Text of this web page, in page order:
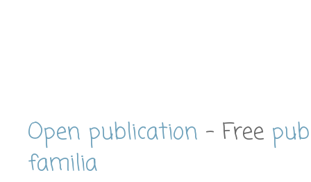
Open publication - Free
familia